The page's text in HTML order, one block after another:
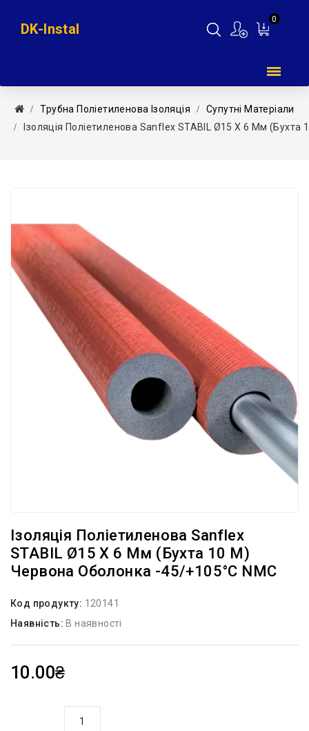
0
DK-Instal
Трубна Поліетиленова Ізоляція
Супутні Матеріали
Ізоляція Поліетиленова Sanflex STABIL Ø15 X 6 Мм
Ізоляція Поліетиленова Sanflex
STABIL Ø15 X 6 Мм (бухта 10 М)
Червона Оболонка -45/+105°С NMC
Код продукту: 120141
Наявність: В наявності
10.00₴